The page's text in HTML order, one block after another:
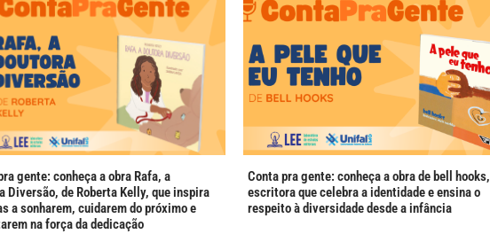
gente: conheça a obra Rafa, a
Diversão, de Roberta Kelly, que inspira
a sonharem, cuidarem do próximo e
na força da dedicação
Conta pra gente: conheça a obra de bell hooks,
escritora que celebra a identidade e ensina o
respeito à diversidade desde a infância